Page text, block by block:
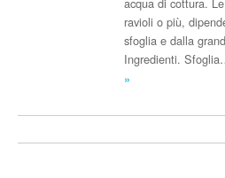
ravioli o più,
sfoglia e dalla
Ingredienti.
»